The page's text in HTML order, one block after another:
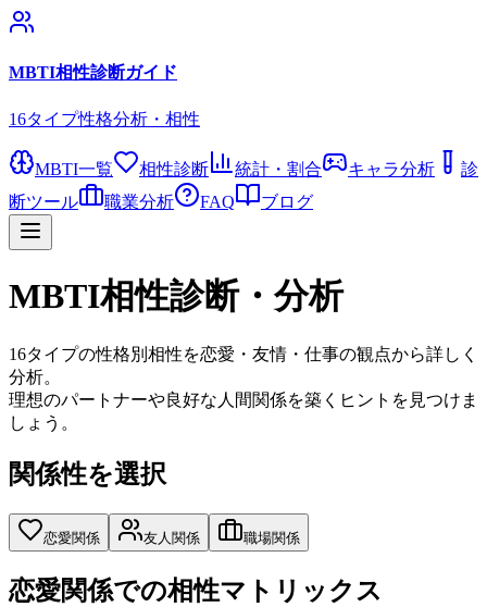
MBTI相性診断ガイド
16タイプ性格分析・相性
MBTI一覧 相性診断 統計・割合 キャラ分析
診
断ツール
職業分析 FAQ ブログ
MBTI相性診断・分析
16タイプの性格別相性を恋愛・友情・仕事の観点から詳しく
分析。
理想のパートナーや良好な人間関係を築くヒントを見つけま
しょう。
関係性を選択
恋愛関係 友人関係 職場関係
恋愛関係での相性マトリックス